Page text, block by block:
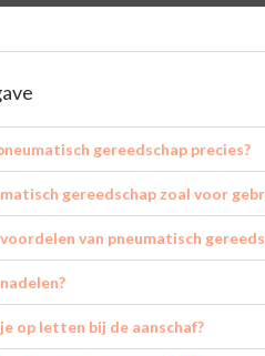
gereedschap precies?
gereedschap zoal voor
van pneumatisch
op letten bij de aanschaf?